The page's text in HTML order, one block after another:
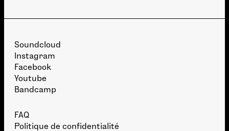
Soundcloud
Instagram
Facebook
Youtube
Bandcamp
FAQ
Politique de confidentialité